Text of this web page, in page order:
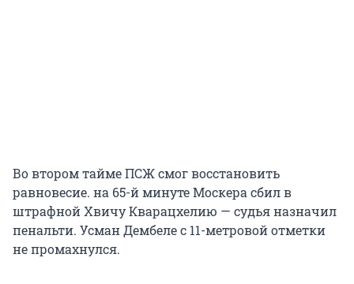
Во втором тайме ПСЖ смог восстановить
равновесие. на 65-й минуте Москера сбил в
штрафной Хвичу Кварацхелию — судья назначил
пенальти. Усман Дембеле с 11-метровой отметки
не промахнулся.